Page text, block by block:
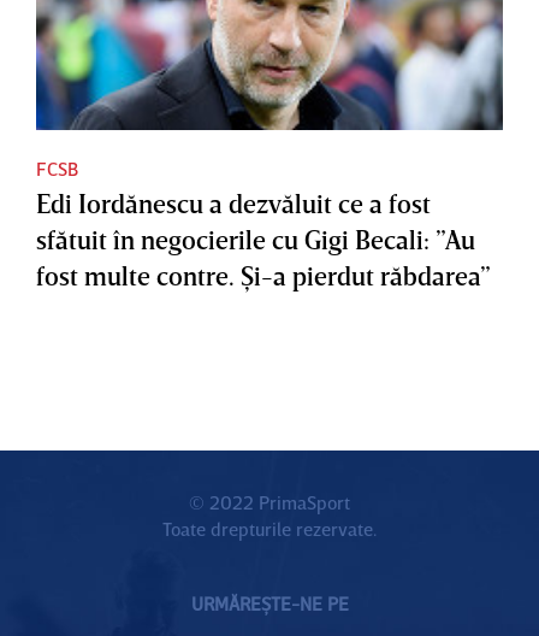
FCSB
Edi Iordănescu a dezvăluit ce a fost
sfătuit în negocierile cu Gigi Becali: ”Au
fost multe contre. Şi-a pierdut răbdarea”
© 2022 PrimaSport
Toate drepturile rezervate.
URMĂREȘTE-NE PE